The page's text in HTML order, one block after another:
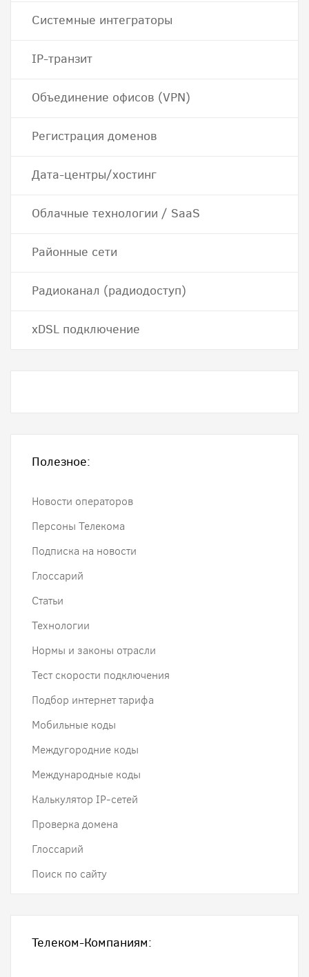
Системные интеграторы
IP-транзит
Объединение офисов (VPN)
Регистрация доменов
Дата-центры/хостинг
Облачные технологии / SaaS
Районные сети
Радиоканал (радиодоступ)
хDSL подключение
Полезное:
Новости операторов
Персоны Телекома
Подписка на новости
Глоссарий
Статьи
Технологии
Нормы и законы отрасли
Тест скорости подключения
Подбор интернет тарифа
Мобильные коды
Междугородние коды
Международные коды
Калькулятор IP-сетей
Проверка домена
Глоссарий
Поиск по сайту
Телеком-Компаниям: